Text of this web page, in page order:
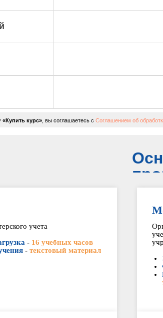
«Купить курс» , вы соглашаетесь с Соглашением об
учета
- 16 учебных часов
- текстовый материал